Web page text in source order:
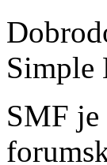
Simple
SMF je